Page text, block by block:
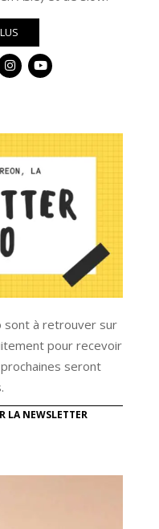
sont à retrouver sur
pour recevoir
seront
LA NEWSLETTER